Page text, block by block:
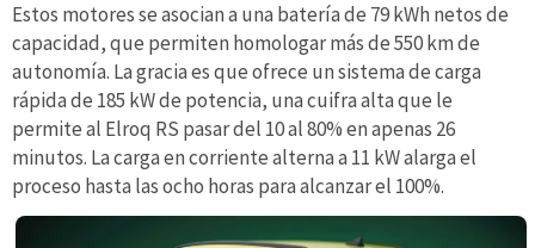
Estos motores se asocian a una batería de 79 kWh netos de
capacidad, que permiten homologar más de 550 km de
autonomía. La gracia es que ofrece un sistema de carga
rápida de 185 kW de potencia, una cuifra alta que le
permite al Elroq RS pasar del 10 al 80% en apenas 26
minutos. La carga en corriente alterna a 11 kW alarga el
proceso hasta las ocho horas para alcanzar el 100%.